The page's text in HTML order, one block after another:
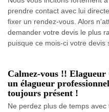
prendre contact avec lui
fixer un rendez-vous. Alors
demander votre devis le plus
puisque ce mois-ci votre devis
Calmez-vous !!
un élagueur
toujours présent !
Ne perdez plus de temps